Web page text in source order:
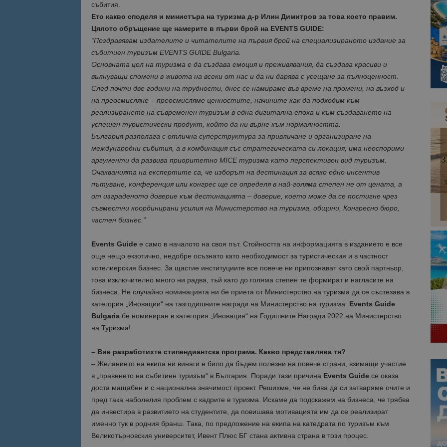
събития.
Ето какво споделя и министъра на туризма д-р Илин Димитров за това което правим.
Цялото обръщение ще намерите в първи брой на EVENTS GUIDE:
“Поздравявам издателите и читателите на първия брой на специализираното издание за
събитиен туризъм EVENTS GUIDE Bulgaria.
Основната цел на туризма е да създава емоция и преживявания, да създава красиви и
вълнуващи спомени в живота на всеки от нас и да ни дарява с усещане за пълноценност.
След почти две години на трудности, днес се намираме във време на промени, на възход и
на преосмисляне – преосмисляме ценностите, начините как да подходим към
реализирането на съвременен туризъм в една дигитална епоха и към създаването на
успешен туристически продукт, който да ни върне към нормалността.
България разполага с отлична суперструктура за привличане и организиране на
международни събития, а в комбинация със стратегическата си локация, има неоспорими
аргументи да развива приоритетно MICE туризма като перспективен вид туризъм.
Очакванията на експертите са, че изборът на дестинация за всяко едно инсентив
пътуване, конференция или конгрес ще се определя в най-голяма степен не от цената, а
от изграденото доверие към дестинацията – доверие, което може да се постигне чрез
съвместни координирани усилия на Министерство на туризма, общини, Конгресно бюро,
частен бизнес.”
Events Guidee само в началото на своя път. Стойността на информацията в изданието е все
още нещо екзотично, недобре осъзнато като необходимост за туристическия и в частност
хотелиерския бизнес. За щастие институциите все повече ни припознават като свой партньор,
това изключително много ни радва, тъй като до голяма степен те формират и нагласите на
бизнеса. Не случайно номинацията ни бе приета от Министерство на туризма да се състезава в
категория „Иновации“ на тазгодишните награди на Министерство на туризма. Events Guide
Bulgariaбе номиниран в категория „Иновация“ на Годишните Награди 2022 на Министерство
на Туризма!
– Вие разработихте стипендиантска програма. Какво представлява тя?
– Желанието на екипа ни винаги е било да бъдем полезни на повече страни, взимащи участие
в „правенето на събитиен туризъм“ в България. Поради тази причина Events Guideсе оказа
доста мащабен и с национална значимост проект. Решихме, че не бива да си затваряме очите и
пред така наболелия проблем с кадрите в туризма. Искаме да подскажем на бизнеса, че трябва
да инвестира в развитието на студентите, да повишава мотивацията им да се реализират
именно тук в родния бранш. Така, по предложение на екипа на катедрата по туризъм към
Великотърновския университет, Ивент Плюс БГ стана активна страна в този процес.
Име
Доставчик
Домейн
Валиден
до
Описание
is_visitor_unique
StatCounter
.statcounter.com
1 година
Тази бисквитка се използва, за да се определи
уникален за сайта чрез присвояване на
помага за проследяване на посетителите на
взаимодействие с уебсайта за статистически
is_unique
StatCounter
Ltd
.statcounter.com
1 година
1 месец
Тази бисквитка е зададена от StatCounter, за
сте за първи път или завръщащ се посетител.
.bgtourism.bg
1 месец
Тази бисквитка се използва от Google
състоянието на сесията.
_ga_WXPDN4HSCV
.bgtourism.bg
1 година
1 месец
Тази бисквитка се използва от Google Analytics
състоянието на сесията.
_ga_FK650GXHRZ
.bgtourism.bg
1 година
1 месец
Тази бисквитка се използва от Google Analytics
състоянието на сесията.
_ga
Google LLC
.bgtourism.bg
1 година
1 месец
Името на тази бисквитка е свързано с Google
което е значителна актуализация на по-често
услуга за анализ на Google. Тази бисквитка се
разграничаване на уникални потребители
произволно генериран номер като
Той се включва във всяка заявка за страница в
използва за изчисляване на данни за
кампании за отчетите за анализ на сайтовете.
Доставчик Домейн
Описание
StatCounter Ltd
.bgtourism.bg
Използва се за съхраняване
Декларацията за поверителност на Google